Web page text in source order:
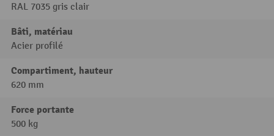
RAL 7035 gris clair
Bâti, matériau
Acier profilé
Compartiment, hauteur
620 mm
Force portante
500 kg